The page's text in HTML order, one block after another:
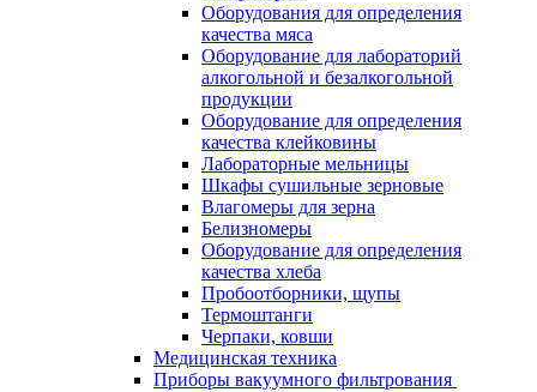
Оборудования для определения
качества мяса
Оборудование для лабораторий
алкогольной и безалкогольной
продукции
Оборудование для определения
качества клейковины
Лабораторные мельницы
Шкафы сушильные зерновые
Влагомеры для зерна
Белизномеры
Оборудование для определения
качества хлеба
Пробоотборники, щупы
Термоштанги
Черпаки, ковши
Медицинская техника
Приборы вакуумного фильтрования